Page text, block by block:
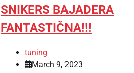
SNIKERS BAJADERA
FANTASTIČNA!!!
tuning
March 9, 2023